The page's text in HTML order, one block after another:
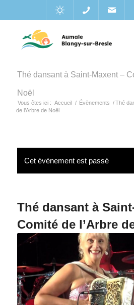
Thé dansant à Saint-Maxent –
Noël
Vous êtes ici : Accueil / Évènements / Thé
de l’Arbre de Noël
Cet évènement est passé
Thé dansant à
Comité de l’Arbre